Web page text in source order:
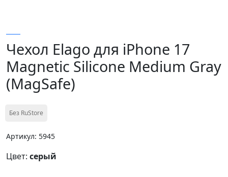
Чехол Elago для iPhone 17
Magnetic Silicone Medium Gray
(MagSafe)
Без RuStore
Артикул: 5945
Цвет: серый